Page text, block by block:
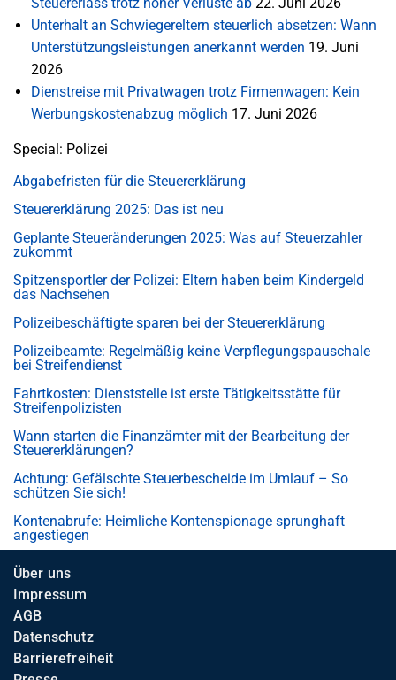
Unterhalt an Schwiegereltern steuerlich absetzen: Wann
Unterstützungsleistungen anerkannt werden 19. Juni
2026
Dienstreise mit Privatwagen trotz Firmenwagen: Kein
Werbungskostenabzug möglich 17. Juni 2026
Special: Polizei
Abgabefristen für die Steuererklärung
Steuererklärung 2025: Das ist neu
Geplante Steueränderungen 2025: Was auf Steuerzahler
zukommt
Spitzensportler der Polizei: Eltern haben beim Kindergeld
das Nachsehen
Polizeibeschäftigte sparen bei der Steuererklärung
Polizeibeamte: Regelmäßig keine Verpflegungspauschale
bei Streifendienst
Fahrtkosten: Dienststelle ist erste Tätigkeitsstätte für
Streifenpolizisten
Wann starten die Finanzämter mit der Bearbeitung der
Steuererklärungen?
Achtung: Gefälschte Steuerbescheide im Umlauf – So
schützen Sie sich!
Kontenabrufe: Heimliche Kontenspionage sprunghaft
angestiegen
Über uns
Impressum
AGB
Datenschutz
Barrierefreiheit